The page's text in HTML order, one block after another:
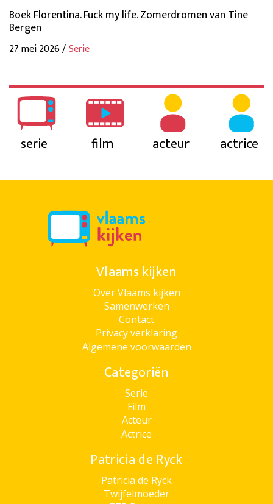
Boek Florentina. Fuck my life. Zomerdromen van Tine
Bergen
27 mei 2026 /Serie
serie film acteur actrice
Vlaams kijken
Over Vlaams kijken
Samenwerken
Contact
Privacy verklaring
Algemene voorwaarden
Categoriën
Serie
Film
Acteur
Actrice
Patricia de Ryck
Patricia de Ryck
Twijfelmoeder